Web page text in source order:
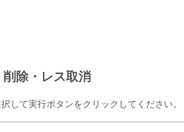
削除・レス取消
して実行ボタンをクリックしてください。